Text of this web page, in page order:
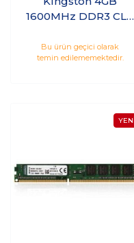
1600MHz DDR3 CL11
KVR16LS11/4WP
Bu ürün geçici olarak
temin edilememektedir.